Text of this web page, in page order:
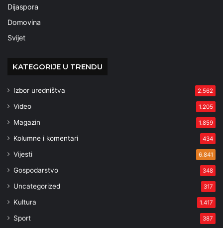
Dijaspora
Domovina
Svijet
KATEGORIJE U TRENDU
Izbor uredništva 2.562
Video 1.205
Magazin 1.859
Kolumne i komentari 434
Vijesti 6.841
Gospodarstvo 348
Uncategorized 317
Kultura 1.417
Sport 387